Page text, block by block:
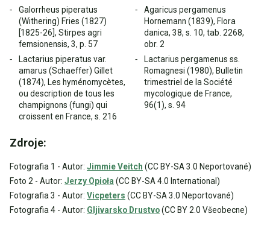
Galorrheus piperatus
(Withering) Fries (1827)
[1825-26], Stirpes agri
femsionensis, 3, p. 57
Agaricus pergamenus
Hornemann (1839), Flora
danica, 38, s. 10, tab. 2268,
obr. 2
Lactarius piperatus var.
amarus (Schaeffer) Gillet
(1874), Les hyménomycètes,
ou description de tous les
champignons (fungi) qui
croissent en France, s. 216
Lactarius pergamenus ss.
Romagnesi (1980), Bulletin
trimestriel de la Société
mycologique de France,
96(1), s. 94
Zdroje:
Fotografia 1 - Autor: Jimmie Veitch (CC BY-SA 3.0 Neportované)
Foto 2 - Autor: Jerzy Opioła (CC BY-SA 4.0 International)
Fotografia 3 - Autor: Vicpeters (CC BY-SA 3.0 Neportované)
Fotografia 4 - Autor: Gljivarsko Drustvo(CC BY 2.0 Všeobecne)